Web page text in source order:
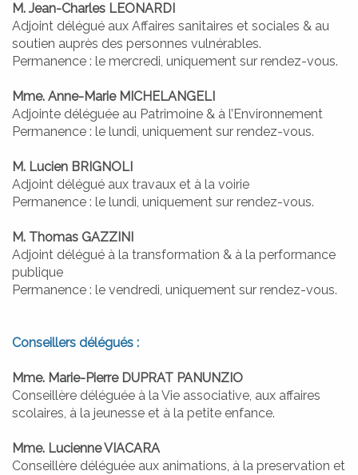
ACTUALITÉS
M. Jean-Charles LEONARDI
Adjoint délégué aux Affaires sanitaires et sociales & au
soutien auprès des personnes vulnérables.
Permanence : le mercredi, uniquement sur rendez-vous.
Mme. Anne-Marie MICHELANGELI
Adjointe déléguée au Patrimoine & à l’Environnement
Permanence : le lundi, uniquement sur rendez-vous.
M. Lucien BRIGNOLI
Adjoint délégué aux travaux et à la voirie
Permanence : le lundi, uniquement sur rendez-vous.
M. Thomas GAZZINI
Adjoint délégué à la transformation & à la performance
publique
Permanence : le vendredi, uniquement sur rendez-vous.
Conseillers délégués :
Mme. Marie-Pierre DUPRAT PANUNZIO
Conseillère déléguée à la Vie associative, aux affaires
scolaires, à la jeunesse et à la petite enfance.
Mme. Lucienne VIACARA
Conseillère déléguée aux animations, à la preservation et